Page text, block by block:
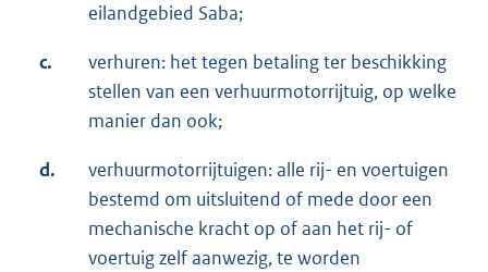
eilandgebied Saba;
c.
verhuren: het tegen betaling ter beschikking
stellen van een verhuurmotorrijtuig, op welke
manier dan ook;
d.
verhuurmotorrijtuigen: alle rij- en voertuigen
bestemd om uitsluitend of mede door een
mechanische kracht op of aan het rij- of
voertuig zelf aanwezig, te worden